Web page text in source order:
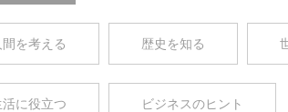
間を考える 歴史を知る
活に役立つ ビジネスのヒント